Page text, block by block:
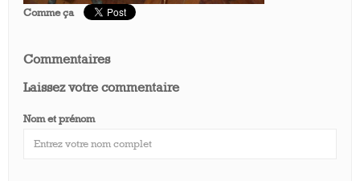
Comme ça
Commentaires
Laissez votre commentaire
Nom et prénom